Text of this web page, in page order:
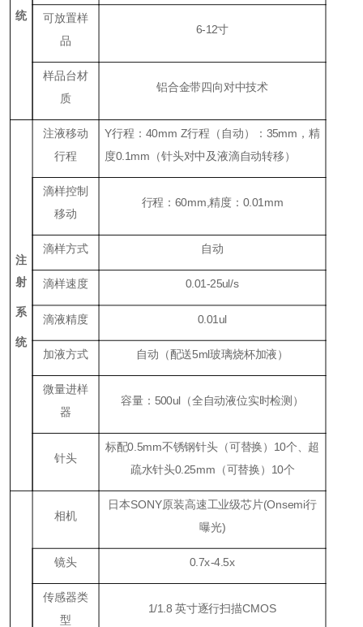
统
可放置样
品
6-12寸
样品台材
质
铝合金带四向对中技术
注
射
系
统
注液移动
行程
Y行程：40mm Z行程（ 自动）： 35mm ，精
度0.1mm （针头对中及液滴自动转移）
滴样控制
移动
行程： 60mm,精度： 0.01mm
滴样方式 自动
滴样速度 0.01-25ul/s
滴液精度 0.01ul
加液方式 自动（配送5ml玻璃烧杯加液）
微量进样
器
容量： 500ul（全自动液位实时检测）
针头
标配0.5mm不锈钢针头（可替换） 10个、超
疏水针头0.25mm （可替换） 10个
相机
日本SONY原装高速工业级芯片(Onsemi行
曝光)
镜头 0.7x-4.5x
传感器类
型
1/1.8 英寸逐行扫描CMOS